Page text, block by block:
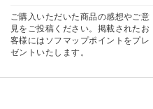
ご購入いただいた商品の感想やご意
見をご投稿ください。掲載されたお
客様にはソフマップポイントをプレ
ゼントいたします。